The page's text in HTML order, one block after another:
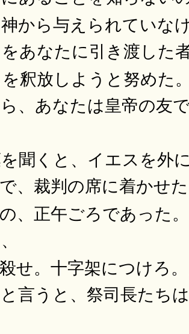
から与えられていな
あなたに引き渡した
釈放しようと努めた
、あなたは皇帝の友
聞くと、イエスを外
、裁判の席に着かせた
、正午ごろであった
せ。十字架につけろ
言うと、祭司長たち